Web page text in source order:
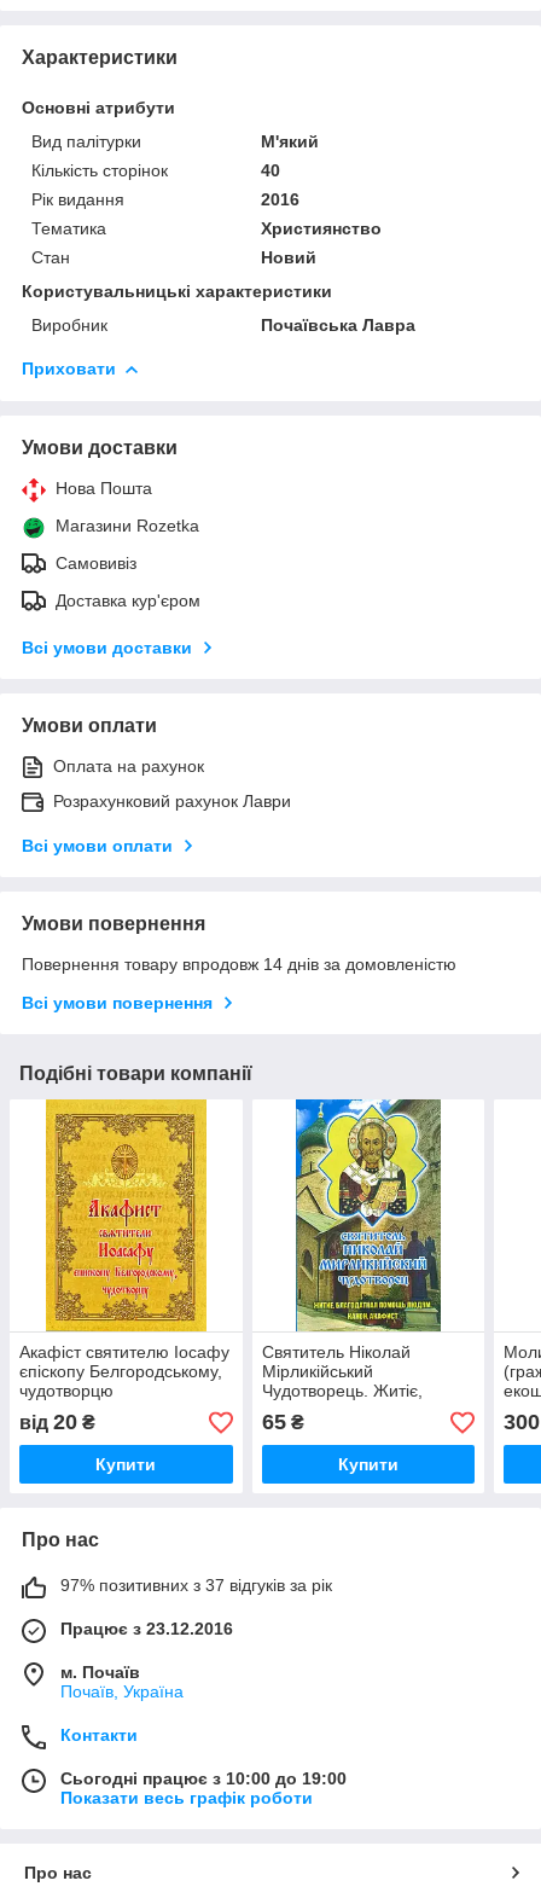
Характеристики
Основні атрибути
Вид палітурки
М'який
Кількість сторінок
40
Рік видання
2016
Тематика
Християнство
Стан
Новий
Користувальницькі характеристики
Виробник
Почаївська Лавра
Приховати
Умови доставки
Нова Пошта
Магазини Rozetka
Самовивіз
Доставка кур'єром
Всі умови доставки
Умови оплати
Оплата на рахунок
Розрахунковий рахунок Лаври
Всі умови оплати
Умови повернення
Повернення товару впродовж 14 днів за домовленістю
Всі умови повернення
Подібні товари компанії
Акафіст святителю Іосафу
єпіскопу Белгородському,
чудотворцю
від 20 ₴
Купити
Святитель Ніколай
Мірликійський
Чудотворець. Житіє,
Канон, Акафіст,
благодатна допомога
людям
65₴
Купити
300
Про нас
97% позитивних з 37 відгуків за рік
Працює з 23.12.2016
м. Почаїв
Почаїв, Україна
Контакти
Сьогодні працює з 10:00 до 19:00
Показати весь графік роботи
Про нас